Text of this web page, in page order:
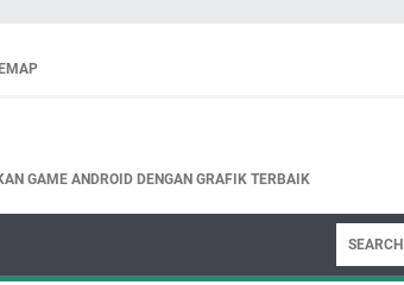
GAME ANDROID DENGAN GRAFIK TERBAIK